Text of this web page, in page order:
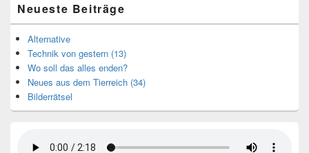
Neueste Beiträge
Alternative
Technik von gestern (13)
Wo soll das alles enden?
Neues aus dem Tierreich (34)
Bilderrätsel